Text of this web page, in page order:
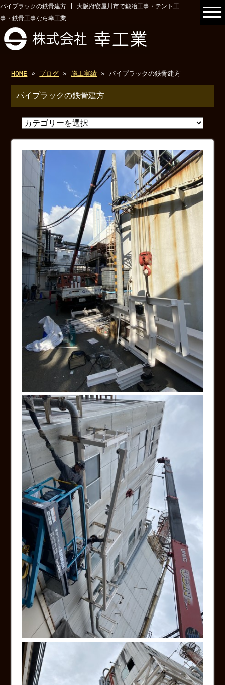
パイプラックの鉄骨建方 | 大阪府寝屋川市で鍛冶工事・テント工
事・鉄骨工事なら幸工業
HOME » ブログ »施工実績 » パイプラックの鉄骨建方
パイプラックの鉄骨建方